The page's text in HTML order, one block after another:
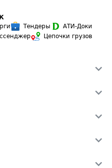
Тендеры
АТИ-Доки
Цепочки грузов